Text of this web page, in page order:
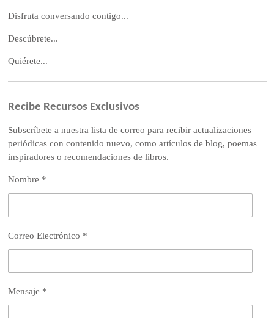
Disfruta conversando contigo...
Descúbrete...
Quiérete...
Recibe Recursos Exclusivos
Subscríbete a nuestra lista de correo para recibir actualizaciones
periódicas con contenido nuevo, como artículos de blog, poemas
inspiradores o recomendaciones de libros.
Nombre *
Correo Electrónico *
Mensaje *